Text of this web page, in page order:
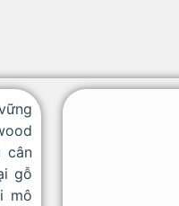
cân
gỗ
mô